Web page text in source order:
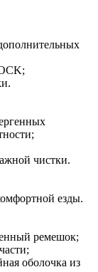
чистки.
езды.
ремешок;
оболочка из